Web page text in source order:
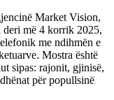
Market Vision,
deri më 4 korrik 2025,
me ndihmën e
Mostra është
sipas: rajonit, gjinisë,
për popullsinë